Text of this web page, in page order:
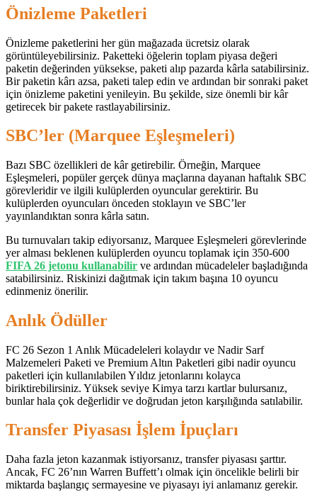
Önizleme Paketleri
Önizleme paketlerini her gün mağazada ücretsiz olarak
görüntüleyebilirsiniz. Paketteki öğelerin toplam piyasa değeri
paketin değerinden yüksekse, paketi alıp pazarda kârla satabilirsiniz.
Bir paketin kârı azsa, paketi talep edin ve ardından bir sonraki paket
için önizleme paketini yenileyin. Bu şekilde, size önemli bir kâr
getirecek bir pakete rastlayabilirsiniz.
SBC’ler (Marquee Eşleşmeleri)
Bazı SBC özellikleri de kâr getirebilir. Örneğin, Marquee
Eşleşmeleri, popüler gerçek dünya maçlarına dayanan haftalık SBC
görevleridir ve ilgili kulüplerden oyuncular gerektirir. Bu
kulüplerden oyuncuları önceden stoklayın ve SBC’ler
yayınlandıktan sonra kârla satın.
Bu turnuvaları takip ediyorsanız, Marquee Eşleşmeleri görevlerinde
yer alması beklenen kulüplerden oyuncu toplamak için 350-600
FIFA 26 jetonu kullanabilir ve ardından mücadeleler başladığında
satabilirsiniz. Riskinizi dağıtmak için takım başına 10 oyuncu
edinmeniz önerilir.
Anlık Ödüller
FC 26 Sezon 1 Anlık Mücadeleleri kolaydır ve Nadir Sarf
Malzemeleri Paketi ve Premium Altın Paketleri gibi nadir oyuncu
paketleri için kullanılabilen Yıldız jetonlarını kolayca
biriktirebilirsiniz. Yüksek seviye Kimya tarzı kartlar bulursanız,
bunlar hala çok değerlidir ve doğrudan jeton karşılığında satılabilir.
Transfer Piyasası İşlem İpuçları
Daha fazla jeton kazanmak istiyorsanız, transfer piyasası şarttır.
Ancak, FC 26’nın Warren Buffett’ı olmak için öncelikle belirli bir
miktarda başlangıç ​​sermayesine ve piyasayı iyi anlamanız gerekir.